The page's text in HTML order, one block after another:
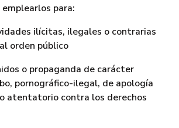
para:
ilícitas, ilegales o contrarias
orden público
o propaganda de carácter
pornográfico-ilegal, de apología
atentatorio contra los derechos